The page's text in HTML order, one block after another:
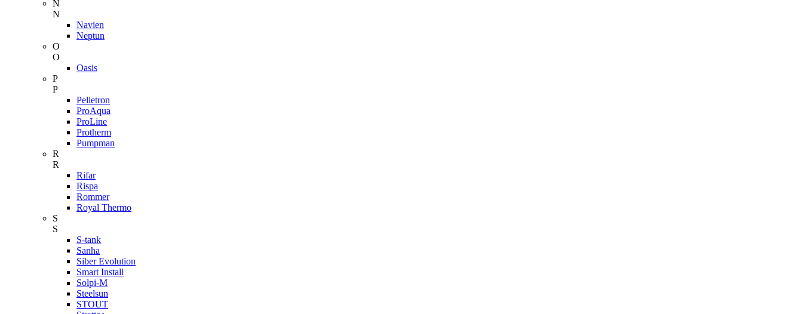
N
N
Navien
Neptun
O
O
Oasis
P
P
Pelletron
ProAqua
ProLine
Protherm
Pumpman
R
R
Rifar
Rispa
Rommer
Royal Thermo
S
S
S-tank
Sanha
Siber Evolution
Smart Install
Solpi-M
Steelsun
STOUT